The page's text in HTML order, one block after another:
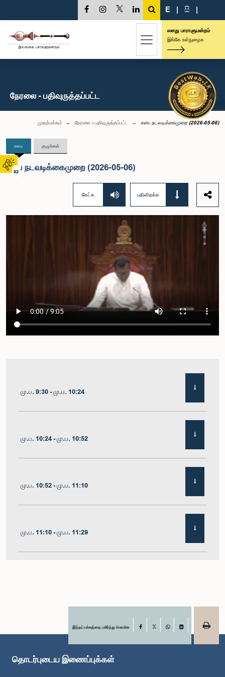
02
E | සි |
எனது பாராளுமன்றம்
இங்கே உள்நுழைக
நேரலை - பதிவுருத்தப்பட்ட
முதற்பக்கம் நேரலை - பதிவுருத்தப்பட்ட சபை நடவடிக்கைமுறை (2026-05-06)
சபை குழுக்கள்
சபை நடவடிக்கைமுறை (2026-05-06)
கேட்க பதிவிறக்க
மு.ப. 9:30 - மு.ப. 10:24
மு.ப. 10:24 - மு.ப. 10:52
மு.ப. 10:52 - மு.ப. 11:10
மு.ப. 11:10 - மு.ப. 11:29
மு.ப. 11:41 - மு.ப. 11:51இந்தப் பக்கத்தை பகிர்ந்து கொள்க Facebook
LinkedIn
தொடர்புடைய இணைப்புக்கள்